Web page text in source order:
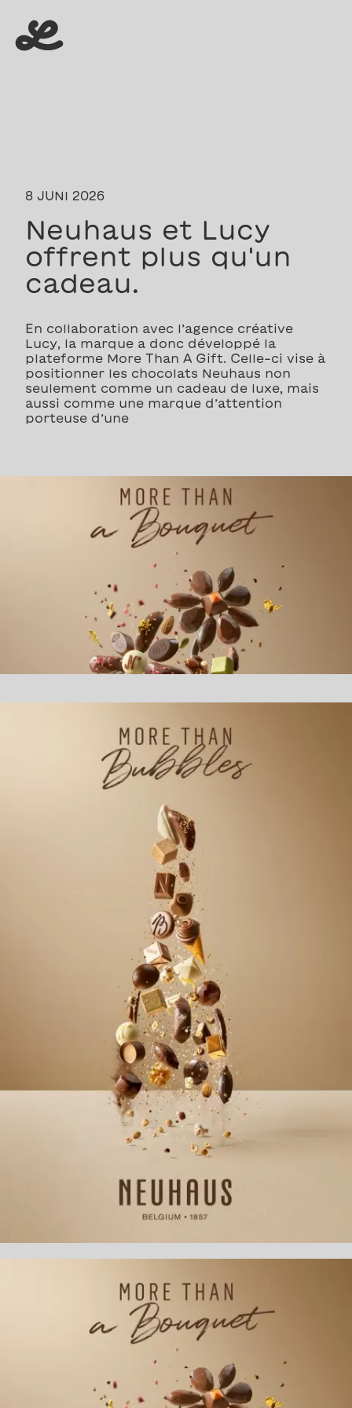
8 JUNI 2026
Neuhaus et Lucy
offrent plus qu'un
cadeau.
En collaboration avec l’agence créative
Lucy, la marque a donc développé la
plateforme More Than A Gift. Celle-ci vise à
positionner les chocolats Neuhaus non
seulement comme un cadeau de luxe, mais
aussi comme une marque d’attention
porteuse d’une